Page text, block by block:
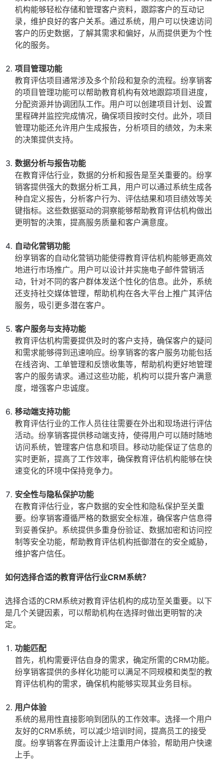
机构能够轻松存储和管理客户资料，跟踪客户的互动记
录，维护良好的客户关系。通过系统，用户可以快速访问
客户的历史数据，了解其需求和偏好，从而提供更为个性
化的服务。
项目管理功能
教育评估项目通常涉及多个阶段和复杂的流程。纷享销客
的项目管理功能可以帮助教育机构有效地跟踪项目进度，
分配资源并协调团队工作。用户可以创建项目计划、设置
里程碑并监控完成情况，确保项目按时交付。此外，项目
管理功能还允许用户生成报告，分析项目的绩效，为未来
的决策提供支持。
数据分析与报告功能
在教育评估行业，数据的分析和报告是至关重要的。纷享
销客提供强大的数据分析工具，用户可以通过系统生成各
种自定义报告，分析客户行为、评估结果和项目绩效等关
键指标。这些数据驱动的洞察能够帮助教育评估机构做出
更明智的决策，提高服务质量和客户满意度。
自动化营销功能
纷享销客的自动化营销功能使得教育评估机构能够更高效
地进行市场推广。用户可以设计并实施电子邮件营销活
动，针对不同的客户群体发送个性化的信息。此外，系统
还支持社交媒体管理，帮助机构在各大平台上推广其评估
服务，吸引更多潜在客户。
客户服务与支持功能
教育评估机构需要提供及时的客户支持，确保客户的疑问
和需求能够得到迅速响应。纷享销客的客户服务功能包括
在线咨询、工单管理和反馈收集等，帮助机构更好地管理
客户的服务请求。通过这些功能，机构可以提升客户满意
度，增强客户忠诚度。
移动端支持功能
教育评估行业的工作人员往往需要在外出和现场进行评估
活动。纷享销客提供移动端支持，使得用户可以随时随地
访问系统，管理客户信息和项目。移动功能保证了信息的
实时更新，提高了工作效率，确保教育评估机构能够在快
速变化的环境中保持竞争力。
安全性与隐私保护功能
在教育评估行业，客户数据的安全性和隐私保护至关重
要。纷享销客遵循严格的数据安全标准，确保客户信息得
到妥善保护。系统提供多重身份验证、数据加密和访问控
制等安全功能，帮助教育评估机构抵御潜在的安全威胁，
维护客户信任。
如何选择合适的教育评估行业CRM系统？
选择合适的CRM系统对教育评估机构的成功至关重要。以下
是几个关键因素，可以帮助机构在选择时做出更明智的决
定。
功能匹配
首先，机构需要评估自身的需求，确定所需的CRM功能。
纷享销客提供的多样化功能可以满足不同规模和类型的教
育评估机构的需求，确保机构能够实现其业务目标。
用户体验
系统的易用性直接影响到团队的工作效率。选择一个用户
友好的CRM系统，可以减少培训时间，提高员工的接受
度。纷享销客在界面设计上注重用户体验，帮助用户快速
上手。